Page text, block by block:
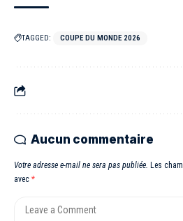
TAGGED: COUPE DU MONDE 2026
Aucun commentaire
Votre adresse e-mail ne sera pas publiée. Les
avec *